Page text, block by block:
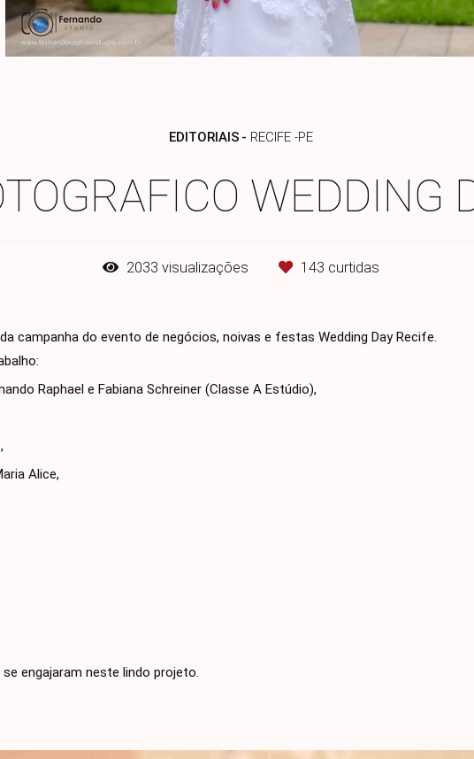
EDITORIAIS RECIFE -PE
WEDDING
2033 visualizações 143 curtidas
campanha do evento de negócios, noivas e festas Wedding Day Recife.
Raphael e Fabiana Schreiner (Classe A Estúdio),
Alice,
engajaram neste lindo projeto.